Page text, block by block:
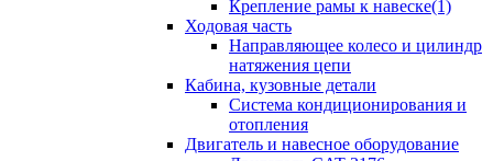
Крепление рамы к навеске(1)
Ходовая часть
Направляющее колесо и цилиндр
натяжения цепи
Кабина, кузовные детали
Система кондиционирования и
отопления
Двигатель и навесное оборудование